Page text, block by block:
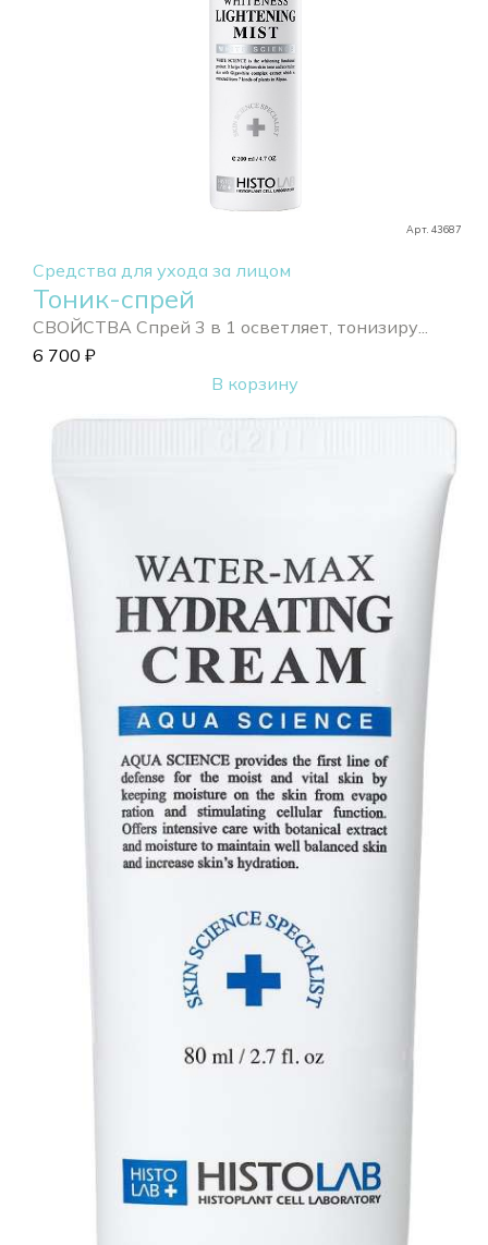
Арт. 43687
Средства для ухода за лицом
Тоник-спрей
СВОЙСТВА Спрей 3 в 1 осветляет, тонизиру...
6 700 ₽
В корзину